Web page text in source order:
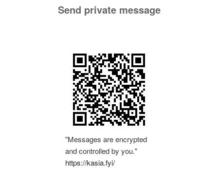
Send private message
"Messages are encrypted
and controlled by you."
https://kasia.fyi/